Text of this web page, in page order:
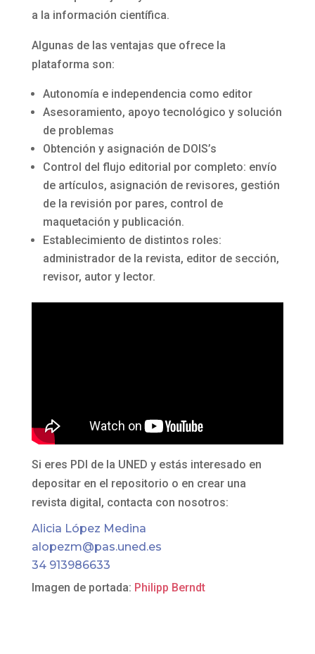
a la información científica.
Algunas de las ventajas que ofrece la
plataforma son:
Autonomía e independencia como editor
Asesoramiento, apoyo tecnológico y solución
de problemas
Obtención y asignación de DOIS’s
Control del flujo editorial por completo: envío
de artículos, asignación de revisores, gestión
de la revisión por pares, control de
maquetación y publicación.
Establecimiento de distintos roles:
administrador de la revista, editor de sección,
revisor, autor y lector.
Si eres PDI de la UNED y estás interesado en
depositar en el repositorio o en crear una
revista digital, contacta con nosotros:
Alicia López Medina
alopezm@pas.uned.es
34 913986633
Imagen de portada: Philipp Berndt